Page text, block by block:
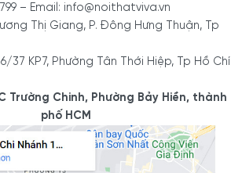
– Email: info@noithatviva.vn
Thị Giang, P. Đông Hưng Thuận, Tp
37 KP7, Phường Tân Thới Hiệp, Tp Hồ Chí
Trường Chinh, Phường Bảy Hiền, thành
phố HCM